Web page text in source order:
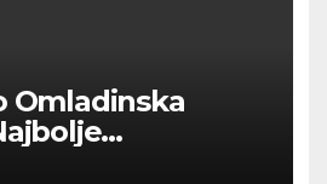
Omladinska